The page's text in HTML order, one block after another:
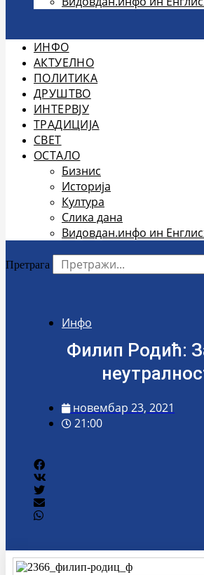
ИНФО
АКТУЕЛНО
ПОЛИТИКА
ДРУШТВО
ИНТЕРВЈУ
ТРАДИЦИЈА
СВЕТ
ОСТАЛО
Бизнис
Историја
Култура
Слика дана
Видовдан.инфо ин
Претрага
Инфо
Филип Родић:
новембар 23, 2021
21:00